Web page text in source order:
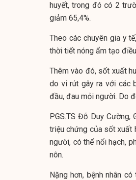
huyết, trong đó có 2
giảm 65,4%.
Theo các chuyên gia y
thời tiết nóng ẩm tạo
Thêm vào đó, sốt xuất
do vi rút gây ra với các
đầu, đau mỏi người. Do
PGS.TS Đỗ Duy Cường,
triệu chứng của sốt xuất
người, có thể nổi hạch,
nôn.
Nặng hơn, bệnh nhân